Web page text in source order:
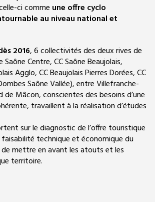
ci comme une offre cyclo
au niveau national et
2016, 6 collectivités des deux rives de
Saône Centre, CC Saône Beaujolais,
Agglo, CC Beaujolais Pierres Dorées, CC
Saône Vallée), entre Villefranche-
de Mâcon, conscientes des besoins d’une
travaillent à la réalisation d’études
sur le diagnostic de l’offre touristique
technique et économique du
mettre en avant les atouts et les
territoire.